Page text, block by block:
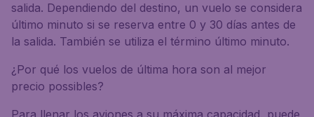
salida. Dependiendo del destino, un vuelo se considera
último minuto si se reserva entre 0 y 30 días antes de
la salida. También se utiliza el término último minuto.
¿Por qué los vuelos de última hora son al mejor
precio possibles?
Para llenar los aviones a su máxima capacidad, puede